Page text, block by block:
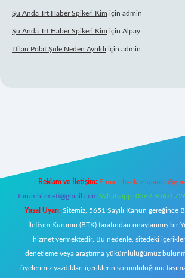
Şu Anda Trt Haber Spikeri Kim için admin
Şu Anda Trt Haber Spikeri Kim için Alpay
Dilan Polat Şule Neden Ayrıldı için admin
Reklam ve İletişim: E-mail:
forumhizmeti@gmail.com Whatsapp: 0262 606 0
Yasal Uyarı: Sitemiz, 5651 Sayılı Kanun gereğince
İletişim Kurumu (BTK) tarafından onaylanmış bir
hizmet vermektedir. Bu nedenle, sitedeki
denetleme veya araştırma yükümlülüğümüz
üyelerimiz yazdıkları içeriklerin sorumluluğunu